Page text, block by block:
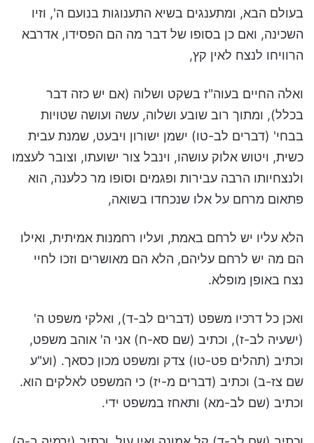
בעולם הבא, ומתענגים בשיא התענוגות בנועם ה', וזיו
השכינה, ואם כן בסופו של דבר מה הם הפסידו, אדרבא
הרוויחו לנצח לאין קץ,
ואלה החיים בעוה"ז בשקט ושלוה (אם יש כזה דבר
בכלל), ומתוך רוב שובע ושלוה, עשה ועושה שטויות
בבחי' (דברים לב-טו) ישמן ישורון ויבעט, שמנת עבית
כשית, ויטוש אלוק עושהו, וינבל צור ישועתו, וצובר לעצמו
ולנצחיותו הרבה עבירות ופגמים וסופו מר כלענה, הוא
פתאום מרחם על אלו שנכחדו בשואה,
הלא עליו יש לרחם באמת, ועליו רחמנות אמיתית, ואילו
הם מה יש לרחם עליהם, הלא הם מאושרים וזכו לחיי
נצח באופן מופלא.
ואכן כל דרכיו משפט (דברים לב-ד), ואלקי משפט ה'
(ישעיה לב-ז), וכתיב (שם סא-ח) אני ה' אוהב משפט,
וכתיב (תהלים פט-טו) צדק ומשפט מכון כסאך. (וע"ע
שם צז-ב) וכתיב (דברים מ-יז) כי המשפט לאלקים הוא.
וכתיב (שם לב-מא) ותאחז במשפט ידי.